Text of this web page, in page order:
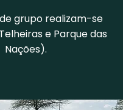
grupo realizam-se
e Parque das
Nações).